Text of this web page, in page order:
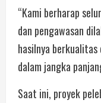
“Kami berharap
dan pengawasan
hasilnya
dalam jangka
Saat ini, proyek